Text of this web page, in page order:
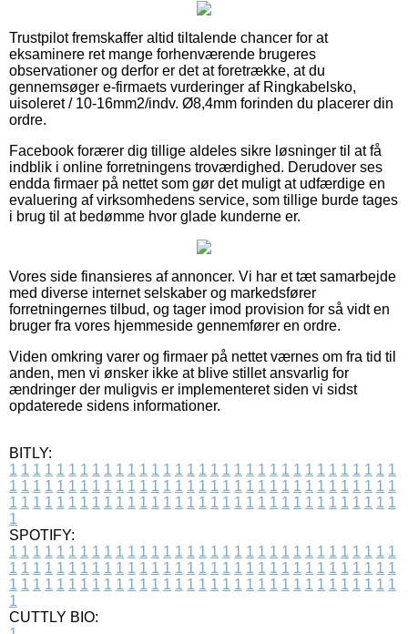
Trustpilot fremskaffer altid tiltalende chancer for at
eksaminere ret mange forhenværende brugeres
observationer og derfor er det at foretrække, at du
gennemsøger e-firmaets vurderinger af Ringkabelsko,
uisoleret / 10-16mm2/indv. Ø8,4mm forinden du placerer din
ordre.
Facebook forærer dig tillige aldeles sikre løsninger til at få
indblik i online forretningens troværdighed. Derudover ses
endda firmaer på nettet som gør det muligt at udfærdige en
evaluering af virksomhedens service, som tillige burde tages
i brug til at bedømme hvor glade kunderne er.
Vores side finansieres af annoncer. Vi har et tæt samarbejde
med diverse internet selskaber og markedsfører
forretningernes tilbud, og tager imod provision for så vidt en
bruger fra vores hjemmeside gennemfører en ordre.
Viden omkring varer og firmaer på nettet værnes om fra tid til
anden, men vi ønsker ikke at blive stillet ansvarlig for
ændringer der muligvis er implementeret siden vi sidst
opdaterede sidens informationer.
BITLY:
1 1 1 1 1 1 1 1 1 1 1 1 1 1 1 1 1 1 1 1 1 1 1 1 1 1 1 1 1 1 1 1 1
1 1 1 1 1 1 1 1 1 1 1 1 1 1 1 1 1 1 1 1 1 1 1 1 1 1 1 1 1 1 1 1 1
1 1 1 1 1 1 1 1 1 1 1 1 1 1 1 1 1 1 1 1 1 1 1 1 1 1 1 1 1 1 1 1 1
1
SPOTIFY:
1 1 1 1 1 1 1 1 1 1 1 1 1 1 1 1 1 1 1 1 1 1 1 1 1 1 1 1 1 1 1 1 1
1 1 1 1 1 1 1 1 1 1 1 1 1 1 1 1 1 1 1 1 1 1 1 1 1 1 1 1 1 1 1 1 1
1 1 1 1 1 1 1 1 1 1 1 1 1 1 1 1 1 1 1 1 1 1 1 1 1 1 1 1 1 1 1 1 1
1
CUTTLY BIO: